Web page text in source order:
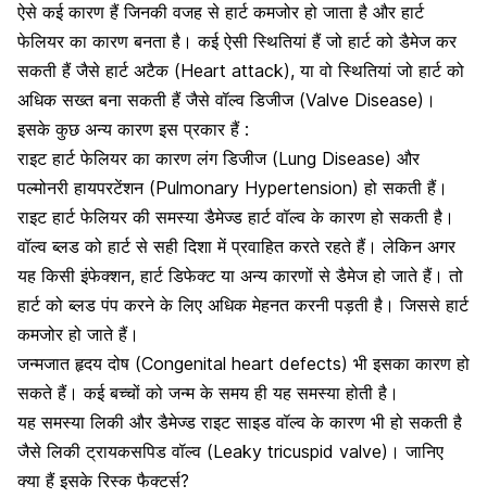
ऐसे कई कारण हैं जिनकी वजह से हार्ट कमजोर हो जाता है और हार्ट
फेलियर का कारण बनता है। कई ऐसी स्थितियां हैं जो हार्ट को डैमेज कर
सकती हैं जैसे हार्ट अटैक (Heart attack), या वो स्थितियां जो हार्ट को
अधिक सख्त बना सकती हैं जैसे वॉल्व डिजीज (Valve Disease)।
इसके कुछ अन्य कारण इस प्रकार हैं :
राइट हार्ट फेलियर का कारण लंग डिजीज (Lung Disease) और
पल्मोनरी हायपरटेंशन (Pulmonary Hypertension) हो सकती हैं।
राइट हार्ट फेलियर की समस्या डैमेज्ड हार्ट वॉल्व के कारण हो सकती है।
वॉल्व ब्लड को हार्ट से सही दिशा में प्रवाहित करते रहते हैं। लेकिन अगर
यह किसी इंफेक्शन, हार्ट डिफेक्ट या अन्य कारणों से डैमेज हो जाते हैं। तो
हार्ट को ब्लड पंप करने के लिए अधिक मेहनत करनी पड़ती है। जिससे हार्ट
कमजोर हो जाते हैं।
जन्मजात हृदय दोष (Congenital heart defects) भी इसका कारण हो
सकते हैं। कई बच्चों को जन्म के समय ही यह समस्या होती है।
यह समस्या लिकी और डैमेज्ड राइट साइड वॉल्व के कारण भी हो सकती है
जैसेलिकी ट्रायकसपिड वॉल्व (Leaky tricuspid valve) । जानिए
क्या हैं इसके रिस्क फैक्टर्स?